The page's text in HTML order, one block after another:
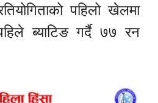
पहिलो खेलमा
ब्याटिङ गर्दै ७७ रन